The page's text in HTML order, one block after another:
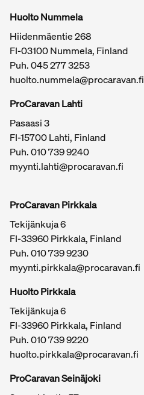
Tärkeitä linkkejä / sivukartta
Huolto Nummela
Hiidenmäentie 268
FI-03100 Nummela, Finland
Puh. 045 277 3253
huolto.nummela@procaravan.fi
ProCaravan Lahti
Pasaasi 3
FI-15700 Lahti, Finland
Puh.010 739 9240
myynti.lahti@procaravan.fi
ProCaravan Pirkkala
Tekijänkuja 6
FI-33960 Pirkkala, Finland
Puh.010 739 9230
myynti.pirkkala@procaravan.fi
Huolto Pirkkala
Tekijänkuja 6
FI-33960 Pirkkala, Finland
Puh.010 739 9220
huolto.pirkkala@procaravan.fi
ProCaravan Seinäjoki